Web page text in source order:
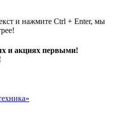
и нажмите Ctrl + Enter, мы
и акциях первыми!